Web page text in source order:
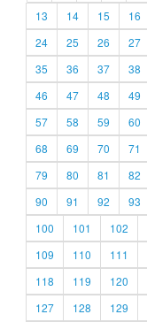
13
14 15 16
24
25 26 27
35
36 37 38
46
47 48 49
57
58 59 60
68
69 70 71
79
80 81 82
90
91 92 93
100
101 102
109
110 111
118
119 120
127
128 129